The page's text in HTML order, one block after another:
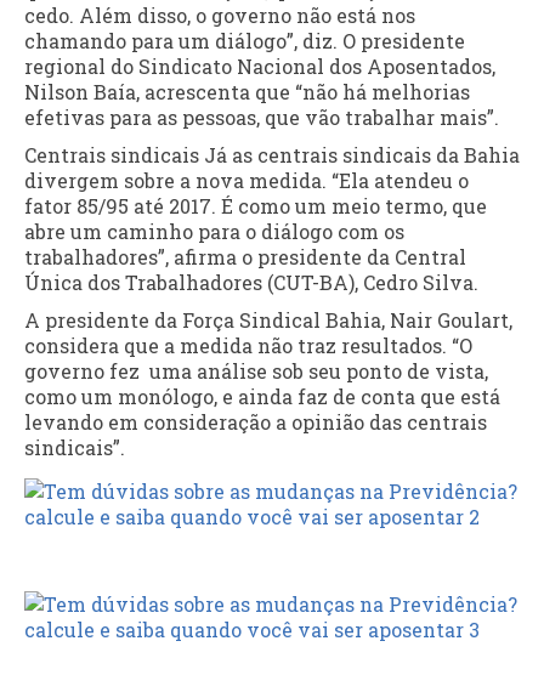
cedo. Além disso, o governo não está nos
chamando para um diálogo”, diz. O presidente
regional do Sindicato Nacional dos Aposentados,
Nilson Baía, acrescenta que “não há melhorias
efetivas para as pessoas, que vão trabalhar mais”.
Centrais sindicais Já as centrais sindicais da Bahia
divergem sobre a nova medida. “Ela atendeu o
fator 85/95 até 2017. É como um meio termo, que
abre um caminho para o diálogo com os
trabalhadores”, afirma o presidente da Central
Única dos Trabalhadores (CUT-BA), Cedro Silva.
A presidente da Força Sindical Bahia, Nair Goulart,
considera que a medida não traz resultados. “O
governo fez uma análise sob seu ponto de vista,
como um monólogo, e ainda faz de conta que está
levando em consideração a opinião das centrais
sindicais”.